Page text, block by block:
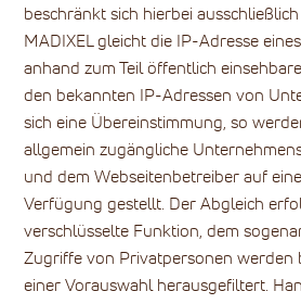
beschränkt sich hierbei
MADIXEL gleicht die IP-Adresse
anhand zum Teil öffentlich
den bekannten IP-Adressen von
sich eine Übereinstimmung, so
allgemein zugängliche
und dem Webseitenbetreiber auf
Verfügung gestellt. Der Abgleich
verschlüsselte Funktion, dem
Zugriffe von Privatpersonen werden
einer Vorauswahl herausgefiltert.